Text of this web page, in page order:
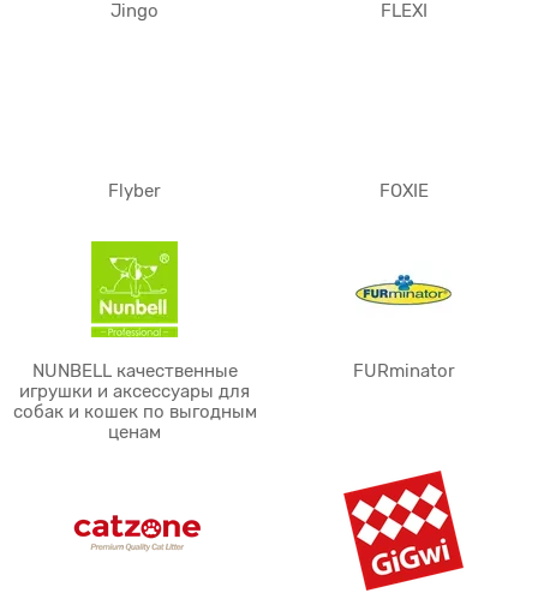
Jingo FLEXI
Flyber FOXIE
NUNBELL качественные
игрушки и аксессуары для
собак и кошек по выгодным
ценам
FURminator